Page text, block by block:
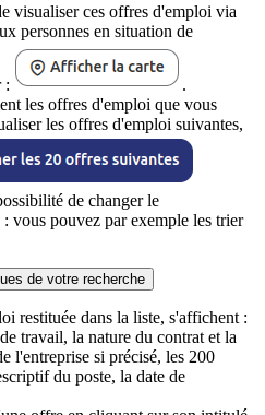
visualiser ces offres d'emploi via
personnes en situation de
:
.
les offres d'emploi que vous
les offres d'emploi suivantes,
de changer le
: vous pouvez par exemple les trier
de votre recherche
restituée dans la liste, s'affichent :
travail, la nature du contrat et la
l'entreprise si précisé, les 200
du poste, la date de